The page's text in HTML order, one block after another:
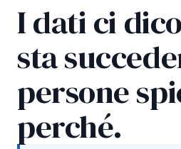
I dati ci
sta
persone
perché.